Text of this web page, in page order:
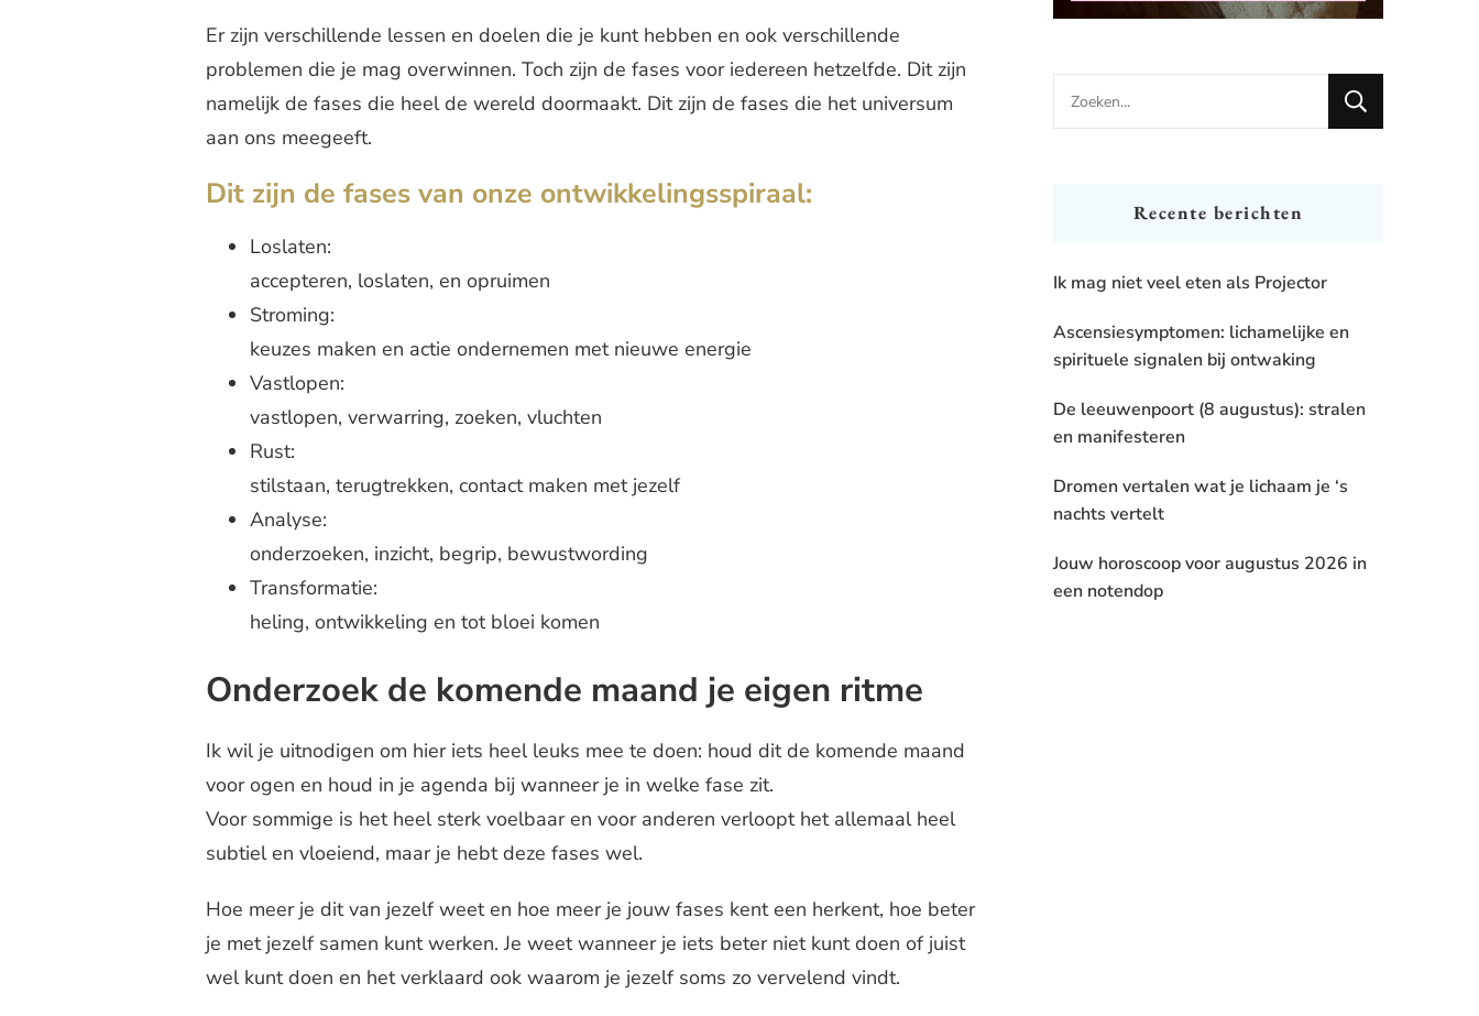
Er zijn verschillende lessen en doelen die je kunt hebben en ook verschillende
problemen die je mag overwinnen. Toch zijn de fases voor iedereen hetzelfde. Dit zijn
namelijk de fases die heel de wereld doormaakt. Dit zijn de fases die het universum
aan ons meegeeft.
Dit zijn de fases van onze ontwikkelingsspiraal:
Loslaten:
accepteren, loslaten, en opruimen
Stroming:
keuzes maken en actie ondernemen met nieuwe energie
Vastlopen:
vastlopen, verwarring, zoeken, vluchten
Rust:
stilstaan, terugtrekken, contact maken met jezelf
Analyse:
onderzoeken, inzicht, begrip, bewustwording
Transformatie:
heling, ontwikkeling en tot bloei komen
Onderzoek de komende maand je eigen ritme
Ik wil je uitnodigen om hier iets heel leuks mee te doen: houd dit de komende maand
voor ogen en houd in je agenda bij wanneer je in welke fase zit.
Voor sommige is het heel sterk voelbaar en voor anderen verloopt het allemaal heel
subtiel en vloeiend, maar je hebt deze fases wel.
Hoe meer je dit van jezelf weet en hoe meer je jouw fases kent een herkent, hoe beter
je met jezelf samen kunt werken. Je weet wanneer je iets beter niet kunt doen of juist
wel kunt doen en het verklaard ook waarom je jezelf soms zo vervelend vindt.
Looking
for
Recente berichten
Ik mag niet veel eten als Projector
Ascensiesymptomen: lichamelijke en
spirituele signalen bij ontwaking
De leeuwenpoort (8 augustus): stralen
en manifesteren
Dromen vertalen wat je lichaam je ‘s
nachts vertelt
Jouw horoscoop voor augustus 2026 in
een notendop